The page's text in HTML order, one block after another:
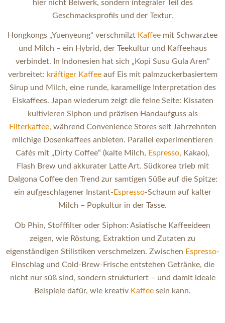
hier nicht Beiwerk, sondern integraler Teil des
Geschmacksprofils und der Textur.
Hongkongs „Yuenyeung“ verschmilzt Kaffee mit Schwarztee
und Milch – ein Hybrid, der Teekultur und Kaffeehaus
verbindet. In Indonesien hat sich „Kopi Susu Gula Aren“
verbreitet: kräftiger Kaffeeauf Eis mit palmzuckerbasiertem
Sirup und Milch, eine runde, karamellige Interpretation des
Eiskaffees. Japan wiederum zeigt die feine Seite: Kissaten
kultivieren Siphon und präzisen Handaufguss als
Filterkaffee, während Convenience Stores seit Jahrzehnten
milchige Dosenkaffees anbieten. Parallel experimentieren
Cafés mit „Dirty Coffee“ (kalte Milch, Espresso, Kakao),
Flash Brew und akkurater Latte Art. Südkorea trieb mit
Dalgona Coffee den Trend zur samtigen Süße auf die Spitze:
ein aufgeschlagener Instant- Espresso-Schaum auf kalter
Milch – Popkultur in der Tasse.
Ob Phin, Stofffilter oder Siphon: Asiatische Kaffeeideen
zeigen, wie Röstung, Extraktion und Zutaten zu
eigenständigen Stilistiken verschmelzen. Zwischen Espresso-
Einschlag und Cold-Brew-Frische entstehen Getränke, die
nicht nur süß sind, sondern strukturiert – und damit ideale
Beispiele dafür, wie kreativ Kaffee sein kann.